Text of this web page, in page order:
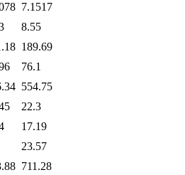
7.1517
8.55
189.69
76.1
554.75
22.3
17.19
23.57
711.28